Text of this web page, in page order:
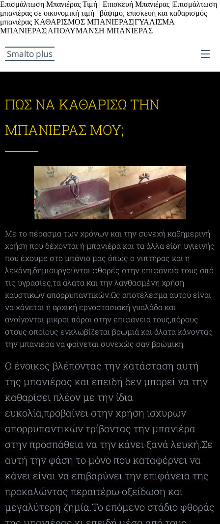
Επισμάλτωση Μπανιέρας Τιμή | Επισκευή Μπανιέρας |Επισμάλτωση
μπανιέρας σε οικονομική τιμή | βάψιμο, επισκευή και καθαρισμός
μπανιέρας ΚΑΘΑΡΙΣΜΟΣ ΜΠΑΝΙΕΡΑΣ|ΓΥΑΛΙΣΜΑ
ΜΠΑΝΙΕΡΑΣ|ΑΠΟΛΥΜΑΝΣΗ ΜΠΑΝΙΕΡΑΣ
Smalto plus
ΠΩΣ ΝΑ ΚΑΘΑΡΙΣΩ ΤΗΝ
ΜΠΑΝΙΕΡΑΣ ΜΟΥ;
Με το πέρασμα των χρόνων και την συνεχή καθημερινή
χρήση που δέχονται ή μπανιέρα και τα άλλα είδη υγιεινής
που έχουμε στο μπάνιο μας όπως ο νιπτήρας και η
λεκάνη,δημιουργούνται φθορές στην επιφάνεια τους από
τις υγρασίες,τα άλατα και την λανθασμένη χρήση
καυστικών απορρυπαντικών.Ως αποτέλεσμα αυτού είναι
να χάνεται ή αρχική εργοστασιακή γυαλάδα και
ανοίγονται μικροί πόροι στην επιφάνεια τους,πόρους
στους οποίους εγκλωβίζεται βρωμιά και άλατα κάνοντας
την μπανιέρα να φαίνεται συνεχώς σαν βρώμικη.
Ο ένοικος βλέποντας την κατάσταση αυτή
της μπανιέρας και επειδή δεν μπορεί να την
καθαρίσει πλέον με την ίδια
ευκολία,προβαίνει στην χρήση ισχυρών
απορρυπαντικών τρίβοντας την μπανιέρα
στην προσπάθεια να την κάνει ξανά λευκή.Σε
αυτή την φάση το μόνο που καταφέρνει να
κάνει είναι να επιβαρύνει την επιφάνεια της
προκαλώντας περαιτέρω οξείδωση και
μεγαλύτερη ζημία.Το επόμενο στάδιο φθοράς